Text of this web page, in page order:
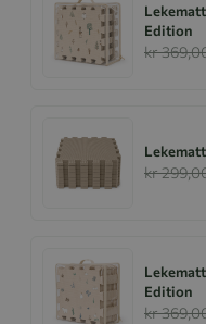
Edition
kr
kr
Edition
kr